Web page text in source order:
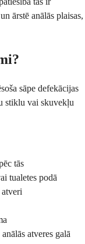
ārstē anālās plaisas,
sāpe defekācijas
stiklu vai skuvekļu
tās
tualetes podā
atveres galā